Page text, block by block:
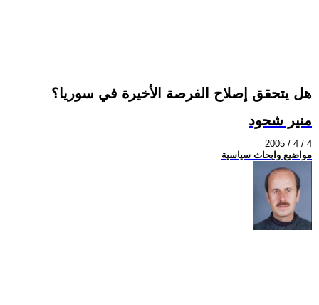
هل يتحقق إصلاح الفرصة الأخيرة في سوريا؟
منير شحود
2005 / 4 / 4
مواضيع وابحاث سياسية